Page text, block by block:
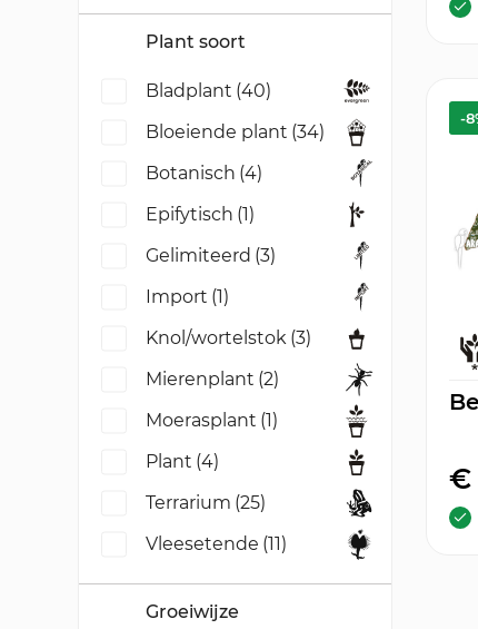
Plant soort
Bladplant (40)
Bloeiende plant (34)
Botanisch (4)
Epifytisch (1)
Gelimiteerd (3)
Import (1)
Knol/wortelstok (3)
Mierenplant (2)
Moerasplant (1)
Plant (4)
Terrarium (25)
Vleesetende (11)
Groeiwijze
-
€